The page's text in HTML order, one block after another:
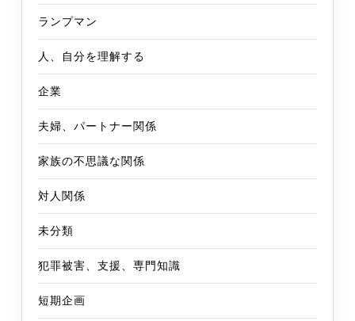
ランプマン
人、自分を理解する
企業
夫婦、パートナー関係
家族の不思議な関係
対人関係
未分類
犯罪被害、支援、専門知識
短期企画